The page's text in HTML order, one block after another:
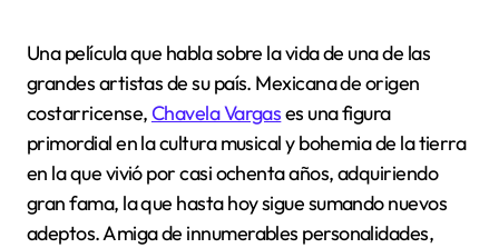
Una película que habla sobre la vida de una de las
grandes artistas de su país. Mexicana de origen
costarricense,Chavela Vargases una figura
primordial en la cultura musical y bohemia de la tierra
en la que vivió por casi ochenta años, adquiriendo
gran fama, la que hasta hoy sigue sumando nuevos
adeptos. Amiga de innumerables personalidades,